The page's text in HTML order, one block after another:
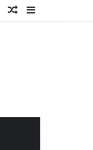
Articolo
Log